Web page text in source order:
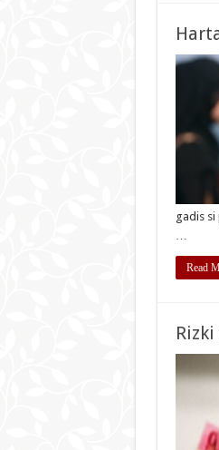
gadis si
…
Read